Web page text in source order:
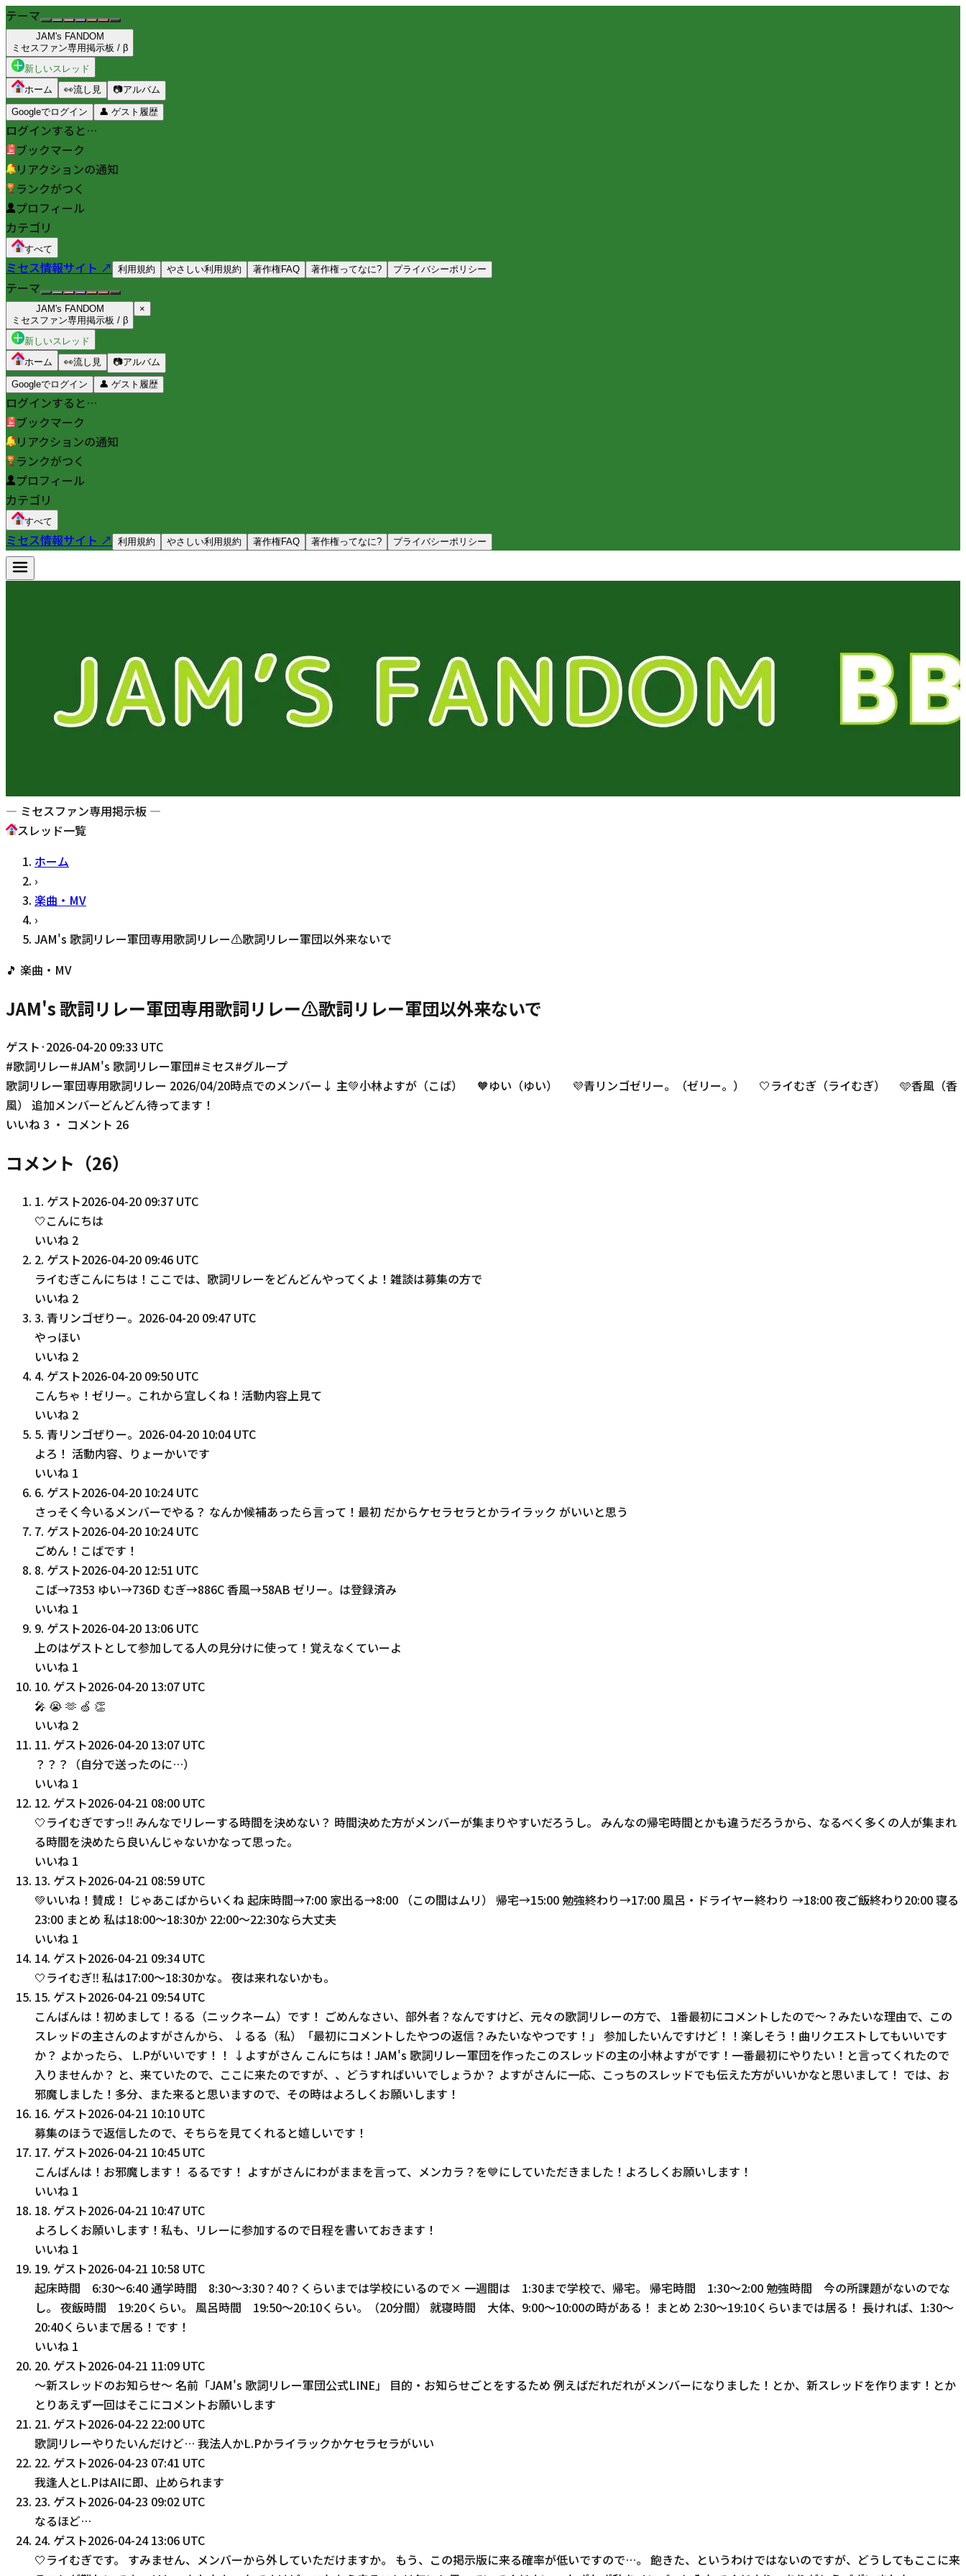
テーマ
JAM's FANDOM
ミセスファン専用掲示板 / β
新しいスレッド
ホーム
👀流し見 📷アルバム
Googleでログイン 👤 ゲスト履歴
ログインすると…
ブックマーク
リアクションの通知
ランクがつく
プロフィール
カテゴリ
すべて
ミセス情報サイト ↗ 利用規約 やさしい利用規約 著作権FAQ 著作権ってなに? プライバシーポリシー
テーマ
JAM's FANDOM
ミセスファン専用掲示板 / β
×
新しいスレッド
ホーム
👀流し見 📷アルバム
Googleでログイン 👤 ゲスト履歴
ログインすると…
ブックマーク
リアクションの通知
ランクがつく
プロフィール
カテゴリ
すべて
ミセス情報サイト ↗ 利用規約 やさしい利用規約 著作権FAQ 著作権ってなに? プライバシーポリシー
— ミセスファン専用掲示板 —
スレッド一覧
ホーム
›
楽曲・MV
›
JAM's 歌詞リレー軍団専用歌詞リレー⚠︎歌詞リレー軍団以外来ないで
🎵 楽曲・MV
JAM's 歌詞リレー軍団専用歌詞リレー⚠︎歌詞リレー軍団以外来ないで
ゲスト ·2026-04-20 09:33 UTC
#歌詞リレー#JAM's 歌詞リレー軍団#ミセス#グループ
歌詞リレー軍団専用歌詞リレー 2026/04/20時点でのメンバー↓ 主💚小林よすが（こば） 🧡ゆい（ゆい） 💜青リンゴゼリー。（ゼリー。） 🤍ライむぎ（ライむぎ） 🩵香風（香
風） 追加メンバーどんどん待ってます！
いいね3 ・ コメント 26
コメント（26）
1. ゲスト2026-04-20 09:37 UTC
🤍こんにちは
いいね 2
2. ゲスト2026-04-20 09:46 UTC
ライむぎこんにちは！ここでは、歌詞リレーをどんどんやってくよ！雑談は募集の方で
いいね 2
3. 青リンゴぜりー。 2026-04-20 09:47 UTC
やっほい
いいね 2
4. ゲスト2026-04-20 09:50 UTC
こんちゃ！ゼリー。これから宜しくね！活動内容上見て
いいね 2
5. 青リンゴぜりー。 2026-04-20 10:04 UTC
よろ！ 活動内容、りょーかいです
いいね 1
6. ゲスト2026-04-20 10:24 UTC
さっそく今いるメンバーでやる？ なんか候補あったら言って！最初 だからケセラセラとかライラック がいいと思う
7. ゲスト2026-04-20 10:24 UTC
ごめん！こばです！
8. ゲスト2026-04-20 12:51 UTC
こば→7353 ゆい→736D むぎ→886C 香風→58AB ゼリー。は登録済み
いいね 1
9. ゲスト2026-04-20 13:06 UTC
上のはゲストとして参加してる人の見分けに使って！覚えなくていーよ
いいね 1
10. ゲスト2026-04-20 13:07 UTC
🎤 😭 🫶 🍏 👏
いいね 2
11. ゲスト2026-04-20 13:07 UTC
？？？（自分で送ったのに…）
いいね 1
12. ゲスト2026-04-21 08:00 UTC
🤍ライむぎですっ‼︎ みんなでリレーする時間を決めない？ 時間決めた方がメンバーが集まりやすいだろうし。 みんなの帰宅時間とかも違うだろうから、なるべく多くの人が集まれ
る時間を決めたら良いんじゃないかなって思った。
いいね 1
13. ゲスト2026-04-21 08:59 UTC
💚いいね！賛成！ じゃあこばからいくね 起床時間→7:00 家出る→8:00 （この間はムリ） 帰宅→15:00 勉強終わり→17:00 風呂・ドライヤー終わり →18:00 夜ご飯終わり20:00 寝る
23:00 まとめ 私は18:00〜18:30か 22:00〜22:30なら大丈夫
いいね 1
14. ゲスト2026-04-21 09:34 UTC
🤍ライむぎ‼︎ 私は17:00〜18:30かな。 夜は来れないかも。
15. ゲスト2026-04-21 09:54 UTC
こんばんは！初めまして！るる（ニックネーム）です！ ごめんなさい、部外者？なんですけど、元々の歌詞リレーの方で、 1番最初にコメントしたので〜？みたいな理由で、この
スレッドの主さんのよすがさんから、 ↓るる（私）「最初にコメントしたやつの返信？みたいなやつです！」 参加したいんですけど！！楽しそう！曲リクエストしてもいいです
か？ よかったら、 L.Pがいいです！！ ↓よすがさん こんにちは！JAM's 歌詞リレー軍団を作ったこのスレッドの主の小林よすがです！一番最初にやりたい！と言ってくれたので
入りませんか？ と、来ていたので、ここに来たのですが、、どうすればいいでしょうか？ よすがさんに一応、こっちのスレッドでも伝えた方がいいかなと思いまして！ では、お
邪魔しました！多分、また来ると思いますので、その時はよろしくお願いします！
16. ゲスト2026-04-21 10:10 UTC
募集のほうで返信したので、そちらを見てくれると嬉しいです！
17. ゲスト2026-04-21 10:45 UTC
こんばんは！お邪魔します！ るるです！ よすがさんにわがままを言って、メンカラ？を💙にしていただきました！よろしくお願いします！
いいね 1
18. ゲスト2026-04-21 10:47 UTC
よろしくお願いします！私も、リレーに参加するので日程を書いておきます！
いいね 1
19. ゲスト2026-04-21 10:58 UTC
起床時間 6:30〜6:40 通学時間 8:30〜3:30？40？くらいまでは学校にいるので× 一週間は 1:30まで学校で、帰宅。 帰宅時間 1:30〜2:00 勉強時間 今の所課題がないのでな
し。 夜飯時間 19:20くらい。 風呂時間 19:50〜20:10くらい。（20分間） 就寝時間 大体、9:00〜10:00の時がある！ まとめ 2:30〜19:10くらいまでは居る！ 長ければ、1:30〜
20:40くらいまで居る！です！
いいね 1
20. ゲスト2026-04-21 11:09 UTC
〜新スレッドのお知らせ〜 名前「JAM's 歌詞リレー軍団公式LINE」 目的・お知らせごとをするため 例えばだれだれがメンバーになりました！とか、新スレッドを作ります！とか
とりあえず一回はそこにコメントお願いします
21. ゲスト2026-04-22 22:00 UTC
歌詞リレーやりたいんだけど… 我法人かL.Pかライラックかケセラセラがいい
22. ゲスト2026-04-23 07:41 UTC
我逢人とL.PはAIに即、止められます
23. ゲスト2026-04-23 09:02 UTC
なるほど…
24. ゲスト2026-04-24 13:06 UTC
🤍ライむぎです。 すみません、メンバーから外していただけますか。 もう、この掲示版に来る確率が低いですので…。 飽きた、というわけではないのですが、どうしてもここに来